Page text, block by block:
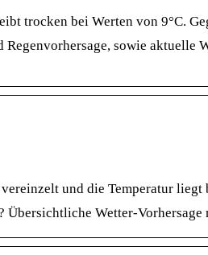
trocken bei Werten von 9°C.
sowie
und die Temperatur
Wetter-